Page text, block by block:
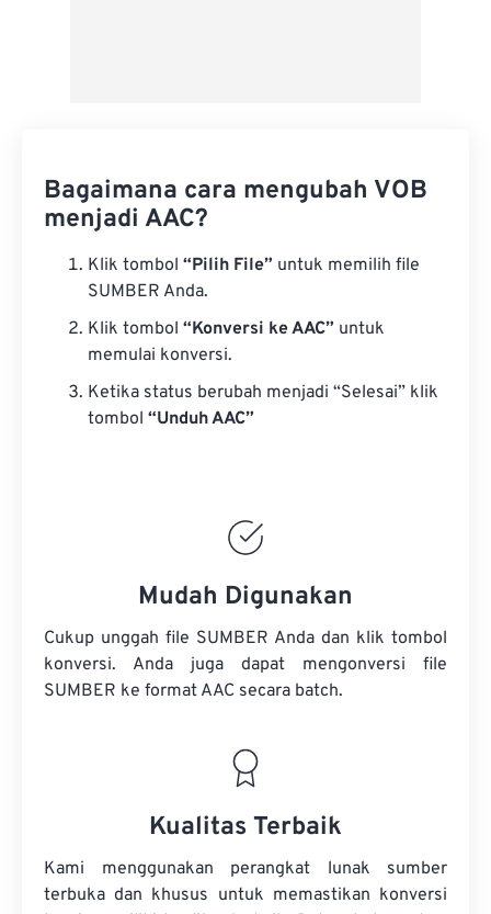
Bagaimana cara mengubah VOB
menjadi AAC?
Klik tombol “Pilih File” untuk memilih file
SUMBER Anda.
Klik tombol “Konversi ke AAC” untuk
memulai konversi.
Ketika status berubah menjadi “Selesai” klik
tombol “Unduh AAC”
Mudah Digunakan
Cukup unggah file SUMBER Anda dan klik tombol
konversi. Anda juga dapat mengonversi file
SUMBER ke format AAC secara batch.
Kualitas Terbaik
Kami menggunakan perangkat lunak sumber
terbuka dan khusus untuk memastikan konversi